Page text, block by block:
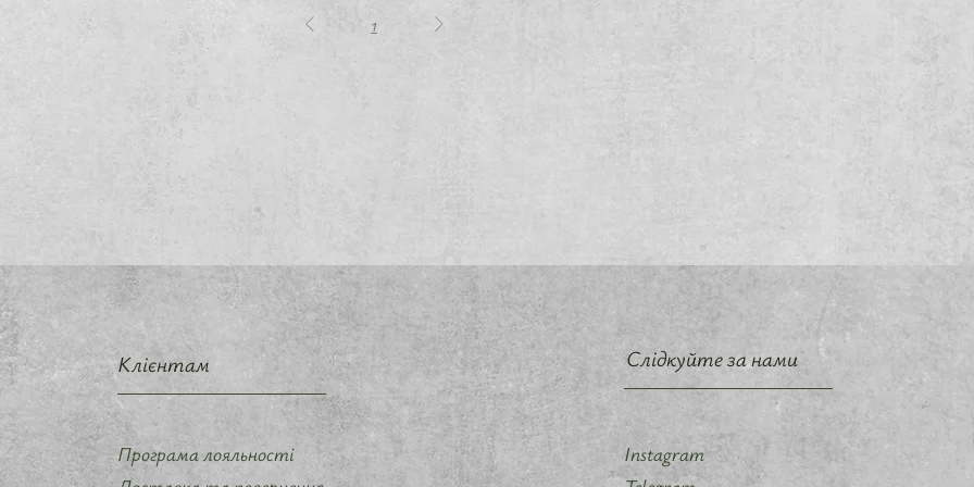
1
Клієнтам
Програма лояльності
Слідкуйте за нами
Instagram